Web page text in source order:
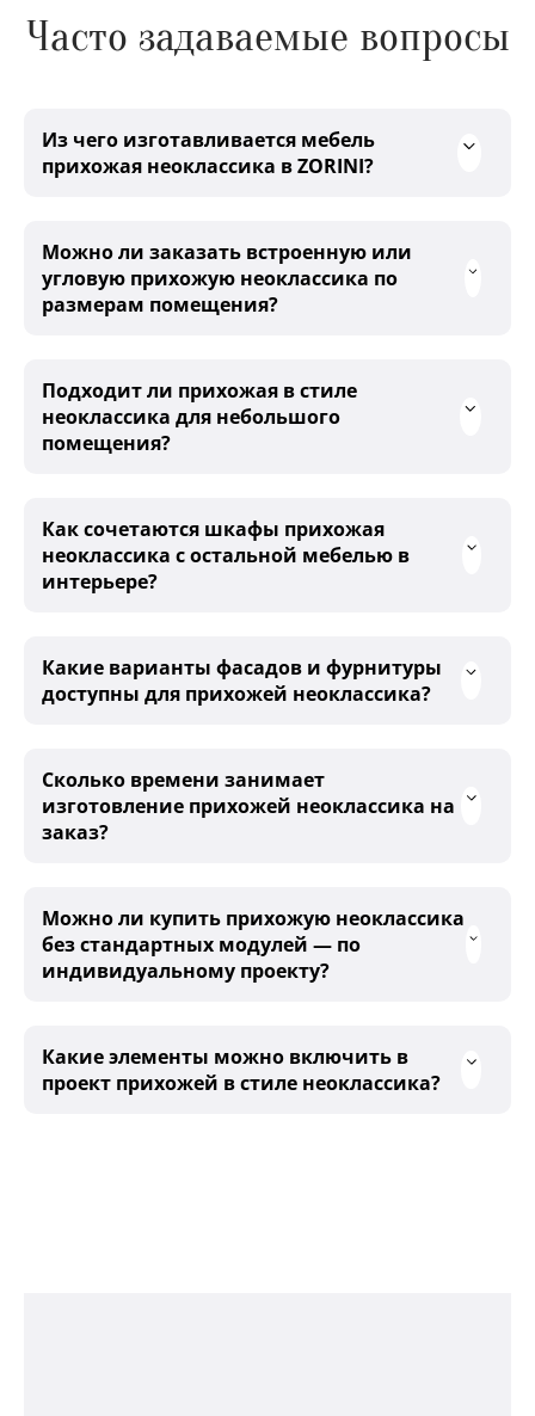
Часто задаваемые вопросы
Из чего изготавливается мебель
прихожая неоклассика в ZORINI?
Можно ли заказать встроенную или
угловую прихожую неоклассика по
размерам помещения?
Подходит ли прихожая в стиле
неоклассика для небольшого
помещения?
Как сочетаются шкафы прихожая
неоклассика с остальной мебелью в
интерьере?
Какие варианты фасадов и фурнитуры
доступны для прихожей неоклассика?
Сколько времени занимает
изготовление прихожей неоклассика на
заказ?
Можно ли купить прихожую неоклассика
без стандартных модулей — по
индивидуальному проекту?
Какие элементы можно включить в
проект прихожей в стиле неоклассика?